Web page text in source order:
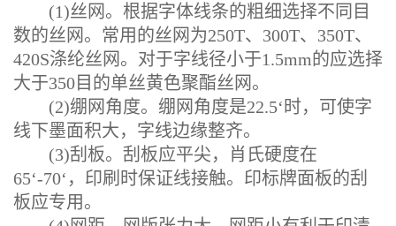
(1)丝网。根据字体线条的粗细选择不同目
数的丝网。常用的丝网为250T、300T、350T、
420S涤纶丝网。对于字线径小于1.5mm的应选择
大于350目的单丝黄色聚酯丝网。
(2)绷网角度。绷网角度是22.5‘时，可使字
线下墨面积大，字线边缘整齐。
(3)刮板。刮板应平尖，肖氏硬度在
65‘-70‘，印刷时保证线接触。印标牌面板的刮
板应专用。